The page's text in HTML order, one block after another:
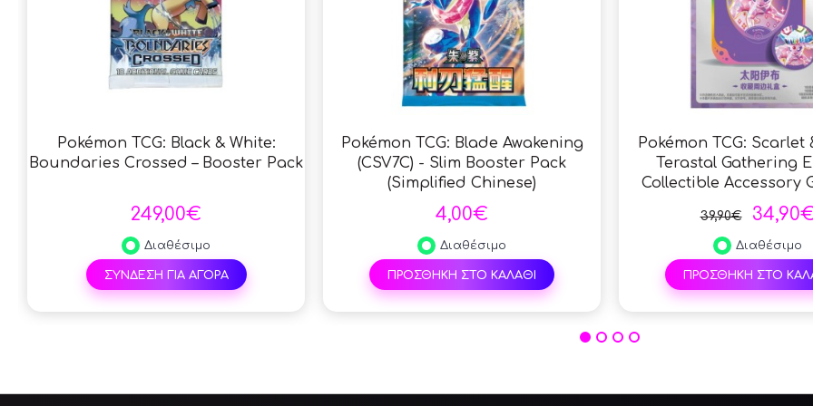
Pokémon TCG: Black & White:
Boundaries Crossed – Booster Pack
249,00€
Διαθέσιμο
ΣΎΝΔΕΣΗ ΓΙΑ ΑΓΟΡΆ
Pokémon TCG: Blade Awakening
(CSV7C) - Slim Booster Pack
(Simplified Chinese)
4,00€
Διαθέσιμο
ΠΡΟΣΘΗΚΗ ΣΤΟ ΚΑΛΑΘΙ
Pokémon TCG: Scarlet
Terastal Gathering
Collectible Accessory
Simplified
39,90€
Διαθέσιμο
ΠΡΟΣΘΗΚΗ ΣΤΟ